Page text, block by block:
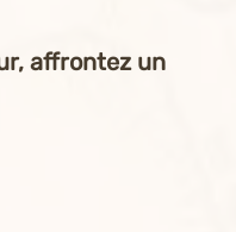
affrontez un